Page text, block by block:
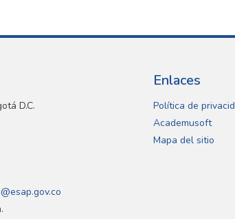
D.C.
Enlaces
Política de
Academusoft
Mapa del sitio